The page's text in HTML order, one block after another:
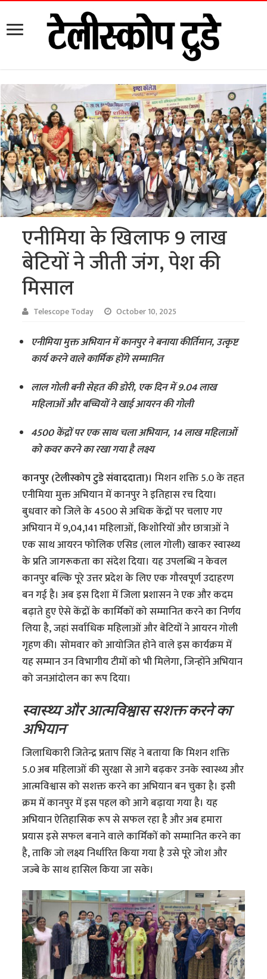
एनीमिया के खिलाफ 9 लाख
बेटियों ने जीती जंग, पेश की
मिसाल
Telescope Today October 10, 2025
एनीमिया मुक्त अभियान में कानपुर ने बनाया कीर्तिमान, उत्कृष्ट
कार्य करने वाले कार्मिक होंगे सम्मानित
लाल गोली बनी सेहत की डोरी, एक दिन में 9.04 लाख
महिलाओं और बच्चियों ने खाई आयरन की गोली
4500 केंद्रों पर एक साथ चला अभियान, 14 लाख महिलाओं
को कवर करने का रखा गया है लक्ष्य
कानपुर (टेलीस्कोप टुडे संवाददाता)।मिशन शक्ति 5.0 के तहत
एनीमिया मुक्त अभियान में कानपुर ने इतिहास रच दिया।
बुधवार को जिले के 4500 से अधिक केंद्रों पर चलाए गए
अभियान में 9,04,141 महिलाओं, किशोरियों और छात्राओं ने
एक साथ आयरन फोलिक एसिड (लाल गोली) खाकर स्वास्थ्य
के प्रति जागरूकता का संदेश दिया। यह उपलब्धि न केवल
कानपुर बल्कि पूरे उत्तर प्रदेश के लिए एक गौरवपूर्ण उदाहरण
बन गई है। अब इस दिशा में जिला प्रशासन ने एक और कदम
बढ़ाते हुए ऐसे केंद्रों के कार्मिकों को सम्मानित करने का निर्णय
लिया है, जहां सर्वाधिक महिलाओं और बेटियों ने आयरन गोली
गृहण की। सोमवार को आयोजित होने वाले इस कार्यक्रम में
यह सम्मान उन विभागीय टीमों को भी मिलेगा, जिन्होंने अभियान
को जनआंदोलन का रूप दिया।
स्वास्थ्य और आत्मविश्वास सशक्त करने का
अभियान
जिलाधिकारी जितेन्द्र प्रताप सिंह ने बताया कि मिशन शक्ति
5.0 अब महिलाओं की सुरक्षा से आगे बढ़कर उनके स्वास्थ्य और
आत्मविश्वास को सशक्त करने का अभियान बन चुका है। इसी
क्रम में कानपुर में इस पहल को आगे बढ़ाया गया है। यह
अभियान ऐतिहासिक रूप से सफल रहा है और अब हमारा
प्रयास इसे सफल बनाने वाले कार्मिकों को सम्मानित करने का
है, ताकि जो लक्ष्य निर्धारित किया गया है उसे पूरे जोश और
जज्बे के साथ हासिल किया जा सके।